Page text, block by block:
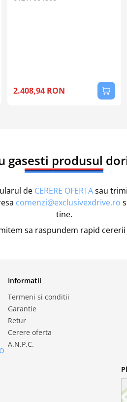
2.408,94 RON
gasesti produsul
de CERERE OFERTAsau
comenzi@exclusivexdrive.ro
tine.
sa raspundem rapid cererii
Informatii
Termeni si conditii
Garantie
Retur
Cerere oferta
A.N.P.C.